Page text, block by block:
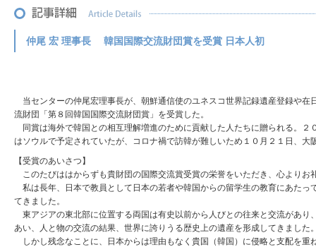
仲尾 宏 理事長 韓国国際交流財団賞を受賞 日本人初
当センターの仲尾宏理事長が、朝鮮通信使のユネスコ世界記録遺産登録や
流財団「第８回韓国国際交流財団賞」を受賞した。
同賞は海外で韓国との相互理解増進のために貢献した人たちに贈られる。
はソウルで予定されていたが、コロナ禍で訪韓が難しいため１０月２１日、大
【受賞のあいさつ】
このたびははからずも貴財団の国際交流賞受賞の栄誉をいただき、心よりお
私は長年、日本で教員として日本の若者や韓国からの留学生の教育にあた
てきました。
東アジアの東北部に位置する両国は有史以前から人びとの往来と交流があ
あい、人と物の交流の結果、世界に誇りうる歴史上の遺産を形成してきました
しかし残念なことに、日本からは理由もなく貴国（韓国）に侵略と支配を